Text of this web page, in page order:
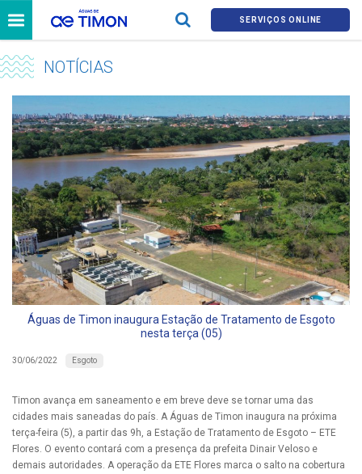
SERVIÇOS ONLINE
NOTÍCIAS
Águas de Timon inaugura Estação de Tratamento de Esgoto
nesta terça (05)
30/06/2022 Esgoto
Timon avança em saneamento e em breve deve se tornar uma das
cidades mais saneadas do país. A Águas de Timon inaugura na próxima
terça-feira (5), a partir das 9h, a Estação de Tratamento de Esgoto – ETE
Flores. O evento contará com a presença da prefeita Dinair Veloso e
demais autoridades. A operação da ETE Flores marca o salto na cobertura